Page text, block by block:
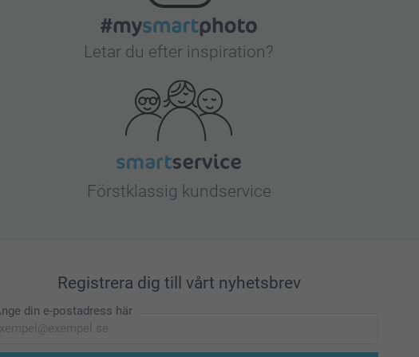
Letar du efter inspiration?
Förstklassig kundservice
Registrera dig till vårt nyhetsbrev
din e-postadress här